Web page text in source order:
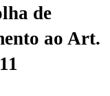
de
ao Art.